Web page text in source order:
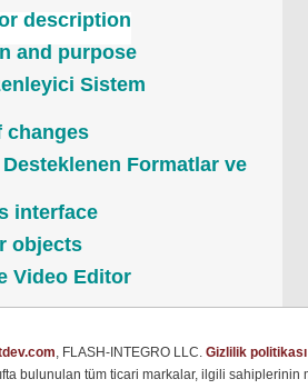
description
and purpose
Sistem
changes
Formatlar ve
interface
objects
Video Editor
, FLASH-INTEGRO LLC. Gizlilik politikası|
bulunulan tüm ticari markalar, ilgili sahiplerinin